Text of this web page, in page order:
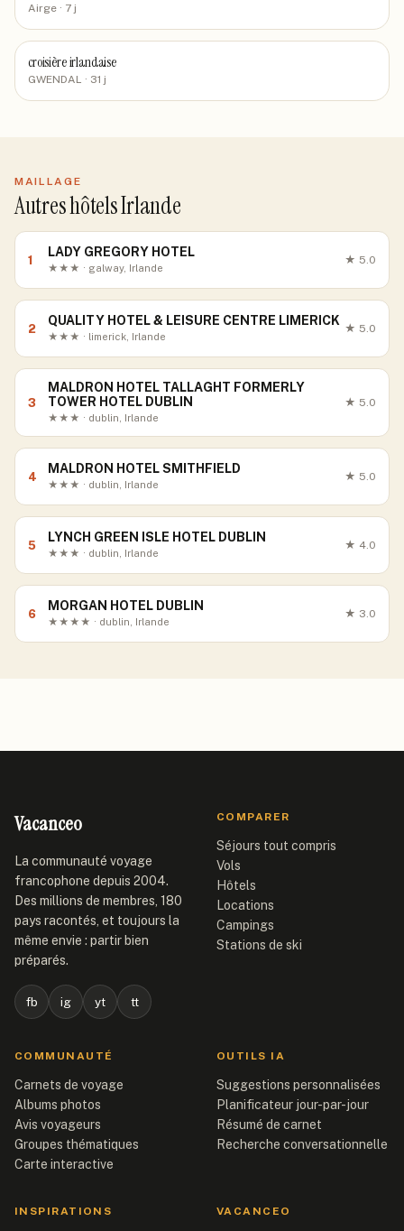
Airge · 7 j
croisière irlandaise
GWENDAL · 31 j
MAILLAGE
Autres hôtels Irlande
1
LADY GREGORY HOTEL
★★★ · galway, Irlande
★ 5.0
2
QUALITY HOTEL & LEISURE CENTRE LIMERICK
★★★ · limerick, Irlande
★ 5.0
3
MALDRON HOTEL TALLAGHT FORMERLY
TOWER HOTEL DUBLIN
★★★ · dublin, Irlande
★ 5.0
4
MALDRON HOTEL SMITHFIELD
★★★ · dublin, Irlande
★ 5.0
5
LYNCH GREEN ISLE HOTEL DUBLIN
★★★ · dublin, Irlande
★ 4.0
6
MORGAN HOTEL DUBLIN
★★★★ · dublin, Irlande
★ 3.0
Vacanceo
La communauté voyage
francophone depuis 2004.
Des millions de membres, 180
pays racontés, et toujours la
même envie : partir bien
préparés.
fb ig yt tt
COMPARER
Séjours tout compris
Vols
Hôtels
Locations
Campings
Stations de ski
COMMUNAUTÉ
Carnets de voyage
Albums photos
Avis voyageurs
Groupes thématiques
Carte interactive
OUTILS IA
Suggestions personnalisées
Planificateur jour-par-jour
Résumé de carnet
Recherche conversationnelle
INSPIRATIONS VACANCEO